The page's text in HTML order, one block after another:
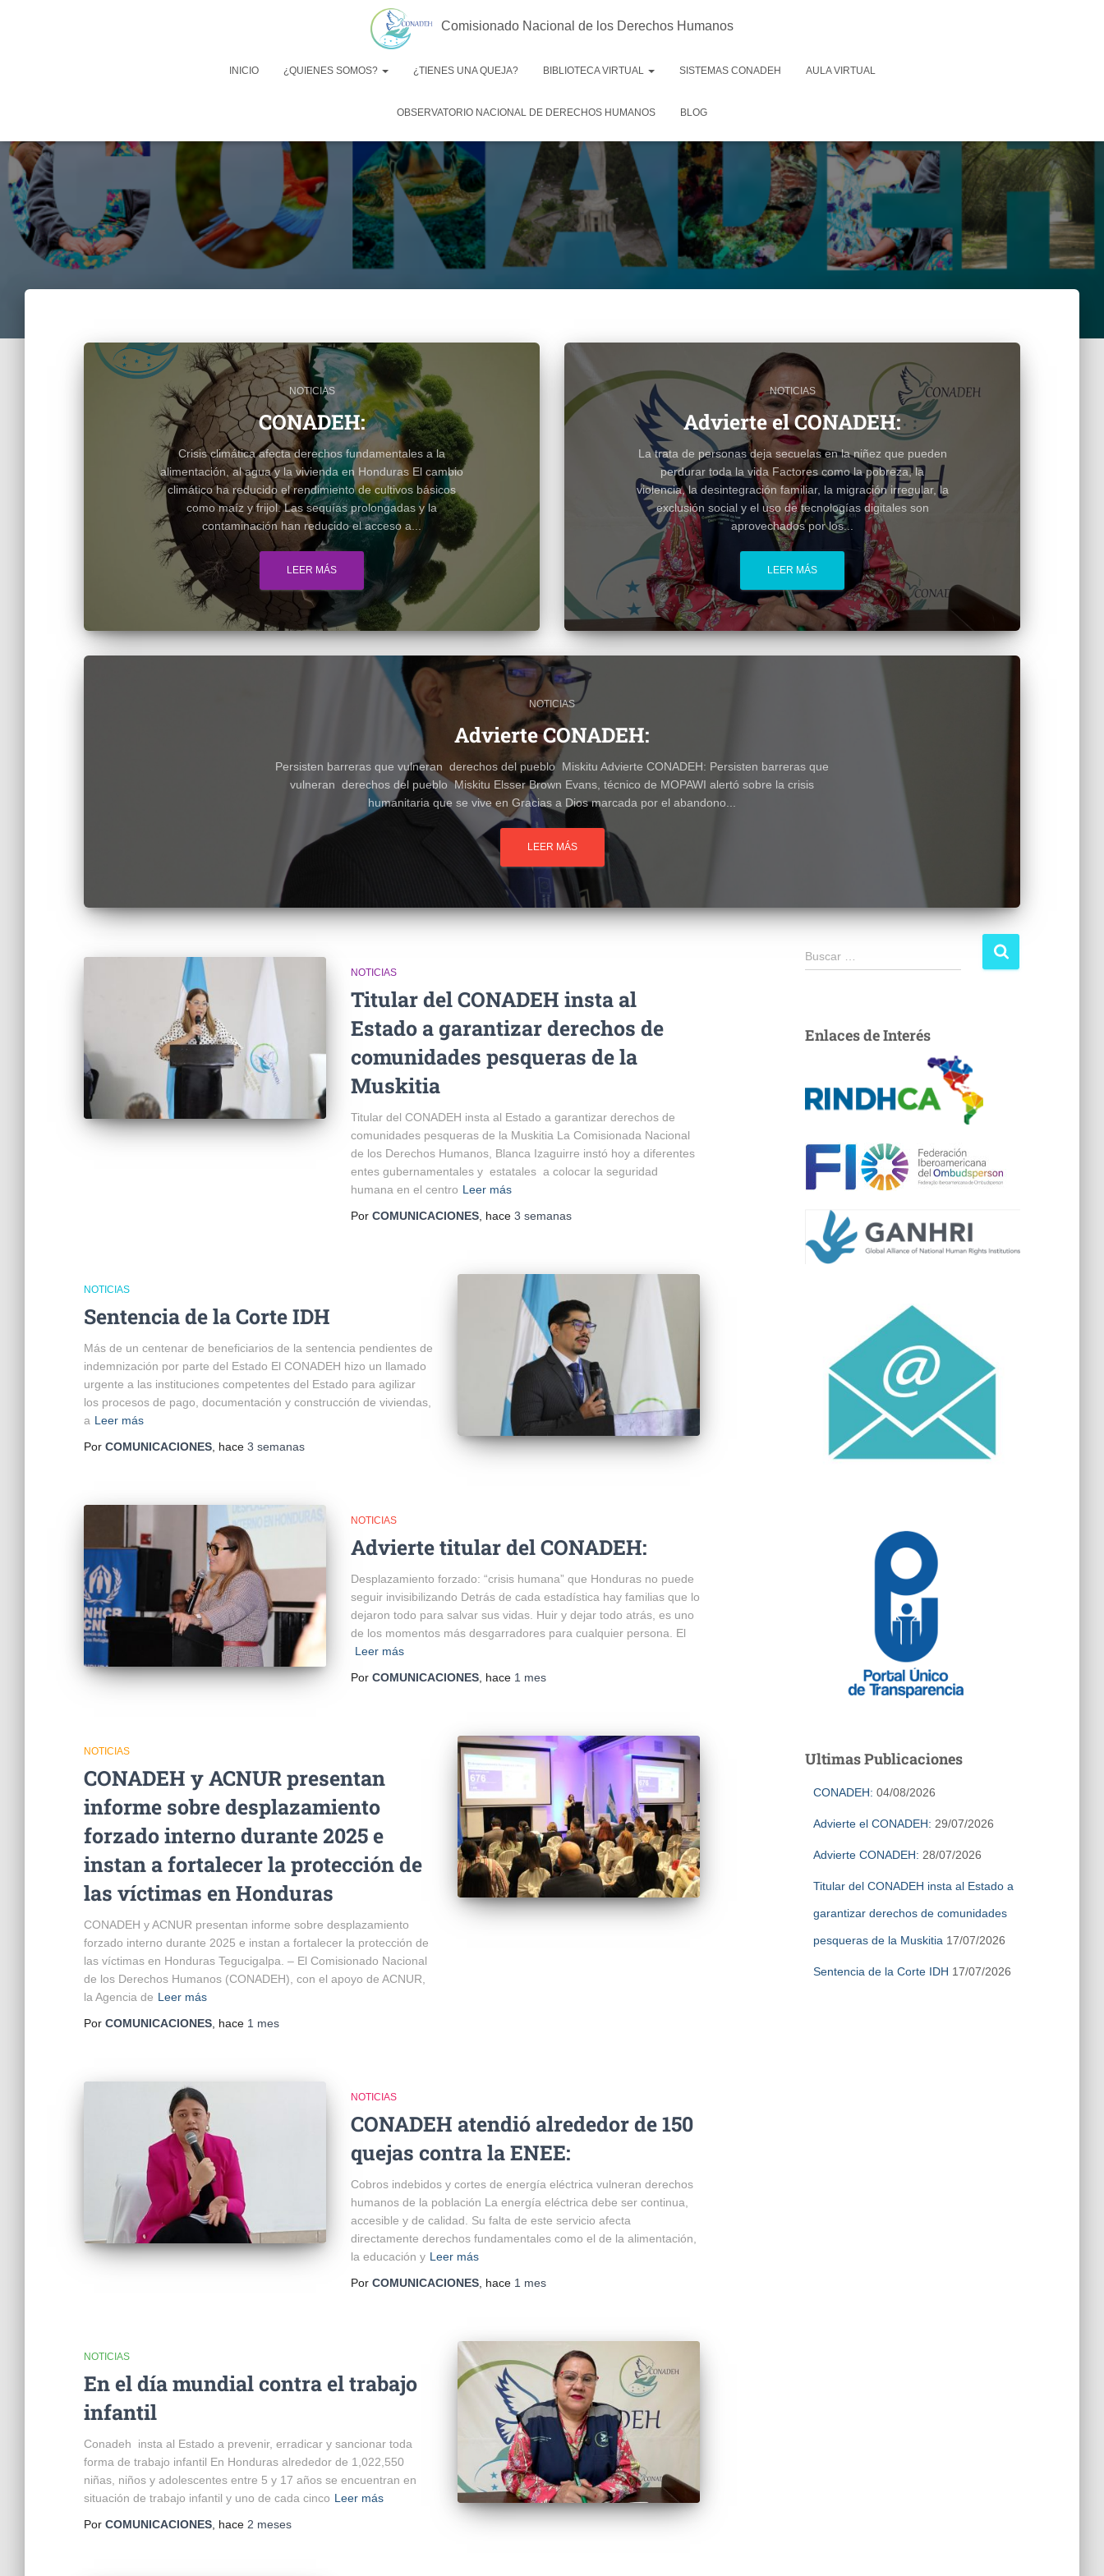
Comisionado Nacional de los Derechos Humanos
INICIO ¿QUIENES SOMOS? ¿TIENES UNA QUEJA? BIBLIOTECA VIRTUAL SISTEMAS CONADEH AULA VIRTUAL
OBSERVATORIO NACIONAL DE DERECHOS HUMANOS BLOG
NOTICIAS
CONADEH:
Crisis climática afecta derechos fundamentales a la
alimentación, al agua y la vivienda en Honduras El cambio
climático ha reducido el rendimiento de cultivos básicos
como maíz y frijol. Las sequías prolongadas y la
contaminación han reducido el acceso a...
LEER MÁS
NOTICIAS
Advierte el CONADEH:
La trata de personas deja secuelas en la niñez que pueden
perdurar toda la vida Factores como la pobreza, la
violencia, la desintegración familiar, la migración irregular, la
exclusión social y el uso de tecnologías digitales son
aprovechados por los...
LEER MÁS
NOTICIAS
Advierte CONADEH:
Persisten barreras que vulneran derechos del pueblo Miskitu Advierte CONADEH: Persisten barreras que
vulneran derechos del pueblo Miskitu Elsser Brown Evans, técnico de MOPAWI alertó sobre la crisis
humanitaria que se vive en Gracias a Dios marcada por el abandono...
LEER MÁS
NOTICIAS
Titular del CONADEH insta al
Estado a garantizar derechos de
comunidades pesqueras de la
Muskitia
Titular del CONADEH insta al Estado a garantizar derechos de
comunidades pesqueras de la Muskitia La Comisionada Nacional
de los Derechos Humanos, Blanca Izaguirre instó hoy a diferentes
entes gubernamentales y estatales a colocar la seguridad
humana en el centro Leer más
Por COMUNICACIONES , hace 3 semanas
NOTICIAS
Sentencia de la Corte IDH
Más de un centenar de beneficiarios de la sentencia pendientes de
indemnización por parte del Estado El CONADEH hizo un llamado
urgente a las instituciones competentes del Estado para agilizar
los procesos de pago, documentación y construcción de viviendas,
a Leer más
Por COMUNICACIONES , hace 3 semanas
NOTICIAS
Advierte titular del CONADEH:
Desplazamiento forzado: “crisis humana” que Honduras no puede
seguir invisibilizando Detrás de cada estadística hay familias que lo
dejaron todo para salvar sus vidas. Huir y dejar todo atrás, es uno
de los momentos más desgarradores para cualquier persona. El
Leer más
Por COMUNICACIONES , hace 1 mes
NOTICIAS
CONADEH y ACNUR presentan
informe sobre desplazamiento
forzado interno durante 2025 e
instan a fortalecer la protección de
las víctimas en Honduras
CONADEH y ACNUR presentan informe sobre desplazamiento
forzado interno durante 2025 e instan a fortalecer la protección de
las víctimas en Honduras Tegucigalpa. – El Comisionado Nacional
de los Derechos Humanos (CONADEH), con el apoyo de ACNUR,
la Agencia de Leer más
Por COMUNICACIONES , hace 1 mes
NOTICIAS
CONADEH atendió alrededor de 150
quejas contra la ENEE:
Cobros indebidos y cortes de energía eléctrica vulneran derechos
humanos de la población La energía eléctrica debe ser continua,
accesible y de calidad. Su falta de este servicio afecta
directamente derechos fundamentales como el de la alimentación,
la educación y Leer más
Por COMUNICACIONES , hace 1 mes
NOTICIAS
En el día mundial contra el trabajo
infantil
Conadeh insta al Estado a prevenir, erradicar y sancionar toda
forma de trabajo infantil En Honduras alrededor de 1,022,550
niñas, niños y adolescentes entre 5 y 17 años se encuentran en
situación de trabajo infantil y uno de cada cinco Leer más
Por COMUNICACIONES , hace 2 meses
Buscar …
Enlaces de Interés
Ultimas Publicaciones
CONADEH: 04/08/2026
Advierte el CONADEH: 29/07/2026
Advierte CONADEH: 28/07/2026
Titular del CONADEH insta al Estado a
garantizar derechos de comunidades
pesqueras de la Muskitia 17/07/2026
Sentencia de la Corte IDH 17/07/2026